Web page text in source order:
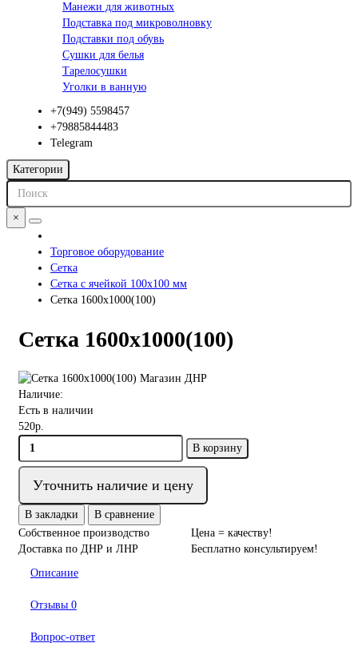
Манежи для животных
Подставка под микроволновку
Подставки под обувь
Сушки для белья
Тарелосушки
Уголки в ванную
+7(949) 5598457
+79885844483
Telegram
Категории
×
Торговое оборудование
Сетка
Сетка с ячейкой 100х100 мм
Сетка 1600х1000(100)
Сетка 1600х1000(100)
Наличие:
Есть в наличии
520р.
В корзину
Уточнить наличие и цену
В закладки
В сравнение
Собственное производство
Цена = качеству!
Доставка по ДНР и ЛНР
Бесплатно консультируем!
Описание
Отзывы 0
Вопрос-ответ